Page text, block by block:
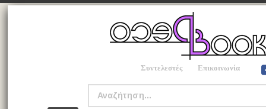
Συντελεστές Επικοινωνία